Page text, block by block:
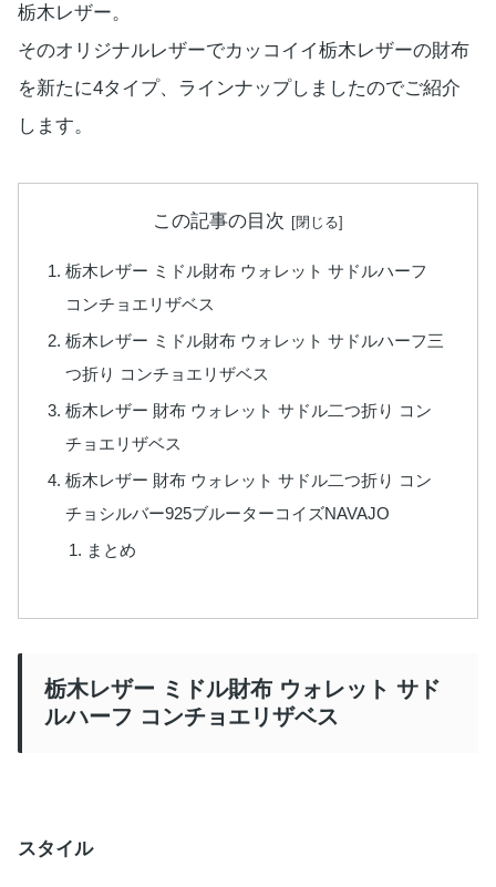
栃木レザー。
そのオリジナルレザーでカッコイイ栃木レザーの財布
を新たに4タイプ、ラインナップしましたのでご紹介
します。
この記事の目次
栃木レザー ミドル財布 ウォレット サドルハーフ
コンチョエリザベス
栃木レザー ミドル財布 ウォレット サドルハーフ三
つ折り コンチョエリザベス
栃木レザー 財布 ウォレット サドル二つ折り コン
チョエリザベス
栃木レザー 財布 ウォレット サドル二つ折り コン
チョシルバー925ブルーターコイズNAVAJO
まとめ
栃木レザー ミドル財布 ウォレット サド
ルハーフ コンチョエリザベス
スタイル